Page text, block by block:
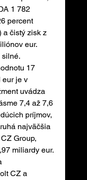
1 782
percent
a čistý zisk z
eur.
silné.
17
eur je v
uvádza
7,4 až 7,6
príjmov,
najväčšia
Group,
miliardy eur.
CZ a